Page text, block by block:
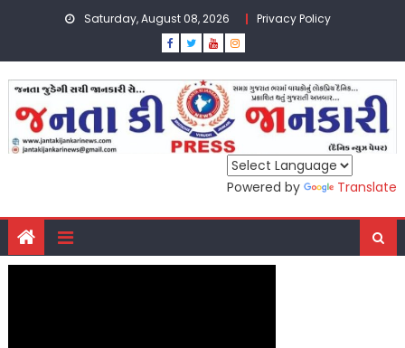
Saturday, August 08, 2026 Privacy Policy
Powered by Translate